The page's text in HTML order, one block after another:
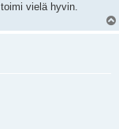
vielä hyvin.